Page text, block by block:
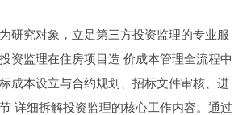
研究对象，立足第三方投资监理的专业服
资监理在住房项目造 价成本管理全流程中
成本设立与合约规划、招标文件审核、进
详细拆解投资监理的核心工作内容。通过